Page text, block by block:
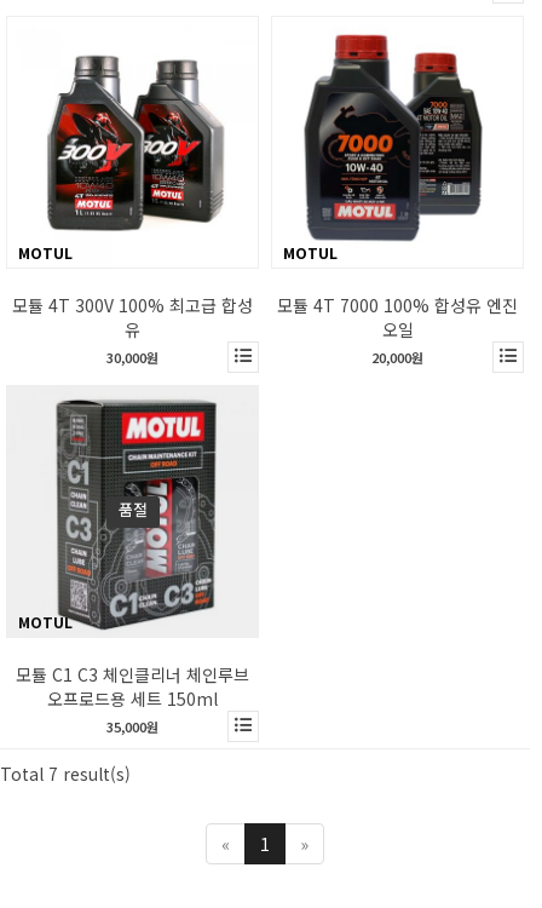
MOTUL
모튤 4T 300V 100% 최고급 합성
유
30,000원
MOTUL
모튤 4T 7000 100% 합성유 엔진
오일
20,000원
품절
MOTUL
모튤 C1 C3 체인클리너 체인루브
오프로드용 세트 150ml
35,000원
Total 7 result(s)
« 1 »